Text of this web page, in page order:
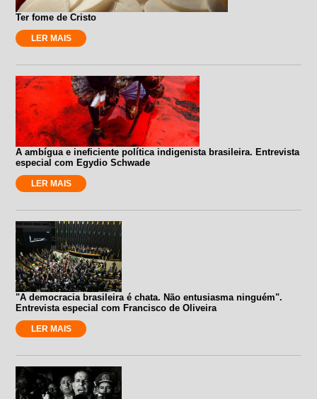
Ter fome de Cristo
LER MAIS
A ambígua e ineficiente política indigenista brasileira. Entrevista
especial com Egydio Schwade
LER MAIS
"A democracia brasileira é chata. Não entusiasma ninguém".
Entrevista especial com Francisco de Oliveira
LER MAIS